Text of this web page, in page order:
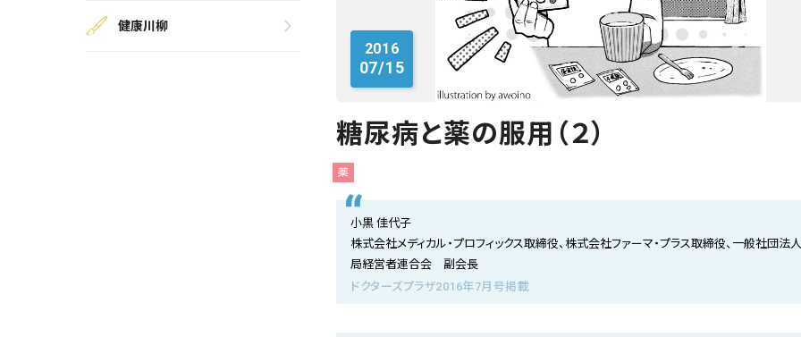
健康川柳
2016
07/15
糖尿病と薬の服用（２）
薬
小黒 佳代子
株式会社メディカル・プロフィックス取締役、株式会社ファーマ・プラス取締役、一般社団
局経営者連合会 副会長
ドクターズプラザ2016年7月号掲載